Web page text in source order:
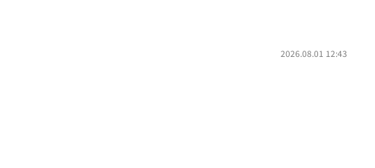
2026.08.01 12:43